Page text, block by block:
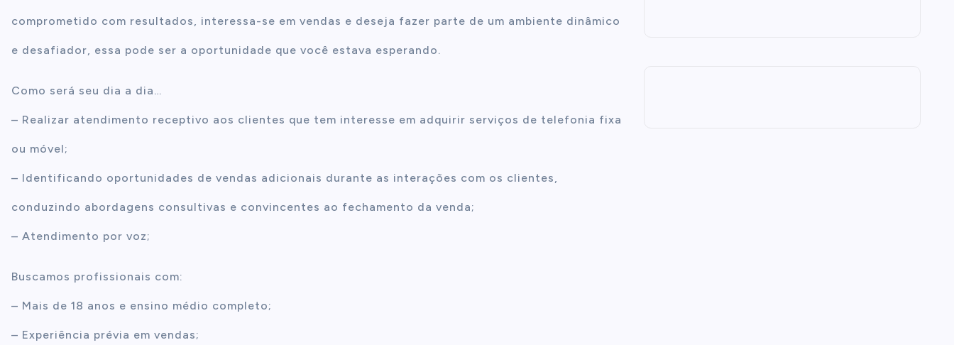
comprometido com resultados, interessa-se em vendas e deseja fazer parte de um ambiente dinâmico
e desafiador, essa pode ser a oportunidade que você estava esperando.
Como será seu dia a dia…
– Realizar atendimento receptivo aos clientes que tem interesse em adquirir serviços de telefonia fixa
ou móvel;
– Identificando oportunidades de vendas adicionais durante as interações com os clientes,
conduzindo abordagens consultivas e convincentes ao fechamento da venda;
– Atendimento por voz;
Buscamos profissionais com:
– Mais de 18 anos e ensino médio completo;
– Experiência prévia em vendas;